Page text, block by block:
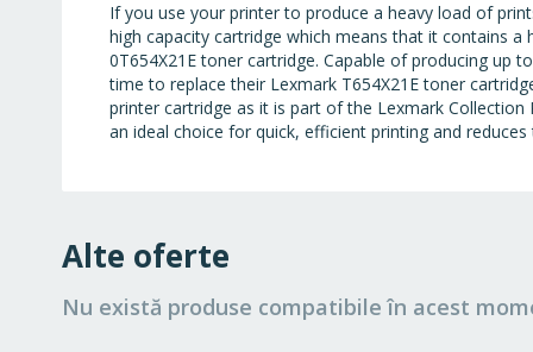
If you use your printer to produce a heavy load of
high capacity cartridge which means that it contains
0T654X21E toner cartridge. Capable of producing up
time to replace their Lexmark T654X21E toner
printer cartridge as it is part of the Lexmark Collection
an ideal choice for quick, efficient printing and
Alte oferte
Nu există produse compatibile în acest